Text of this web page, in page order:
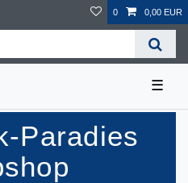
0 0,00 EUR
☰
Paradies